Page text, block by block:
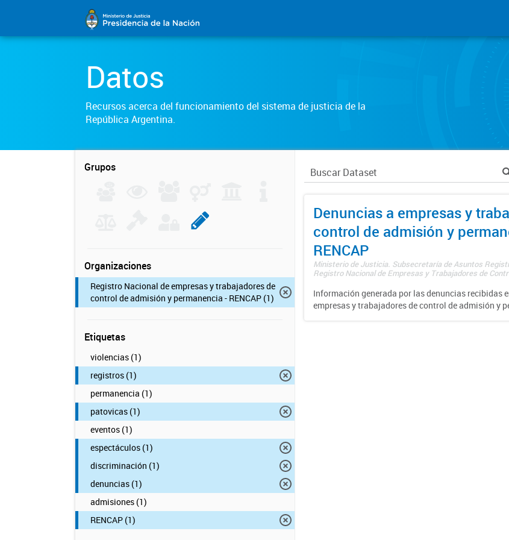
Datos
Recursos acerca del funcionamiento del sistema de justicia de la
República Argentina.
Grupos
Organizaciones
Registro Nacional de empresas y trabajadores de
control de admisión y permanencia - RENCAP (1)
Etiquetas
violencias (1)
registros (1)
permanencia (1)
patovicas (1)
eventos (1)
espectáculos (1)
discriminación (1)
denuncias (1)
admisiones (1)
RENCAP (1)
Denuncias a empresas y
control de admisión y
RENCAP
Ministerio de Justicia. Subsecretaría de Asuntos
Registro Nacional de Empresas y Trabajadores de
Información generada por las denuncias recibidas
empresas y trabajadores de control de admisión y